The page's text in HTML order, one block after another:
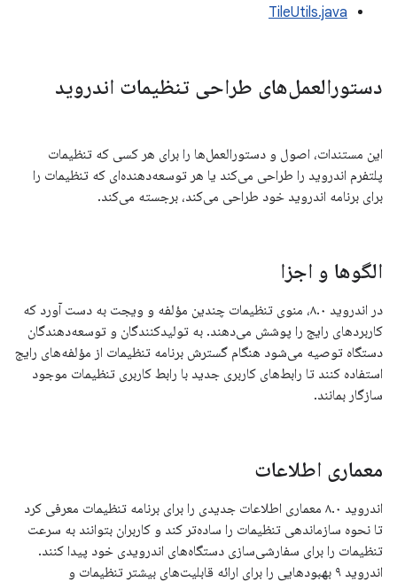
TileUtils.java
دستورالعمل‌های طراحی تنظیمات اندروید
این مستندات، اصول و دستورالعمل‌ها را برای هر کسی که تنظیمات
پلتفرم اندروید را طراحی می‌کند یا هر توسعه‌دهنده‌ای که تنظیمات را
برای برنامه اندروید خود طراحی می‌کند، برجسته می‌کند.
الگوها و اجزا
در اندروید ۸.۰، منوی تنظیمات چندین مؤلفه و ویجت به دست آورد که
کاربردهای رایج را پوشش می‌دهند. به تولیدکنندگان و توسعه‌دهندگان
دستگاه توصیه می‌شود هنگام گسترش برنامه تنظیمات از مؤلفه‌های رایج
استفاده کنند تا رابط‌های کاربری جدید با رابط کاربری تنظیمات موجود
سازگار بمانند.
معماری اطلاعات
اندروید ۸.۰ معماری اطلاعات جدیدی را برای برنامه تنظیمات معرفی کرد
تا نحوه سازماندهی تنظیمات را ساده‌تر کند و کاربران بتوانند به سرعت
تنظیمات را برای سفارشی‌سازی دستگاه‌های اندرویدی خود پیدا کنند.
اندروید ۹ بهبودهایی را برای ارائه قابلیت‌های بیشتر تنظیمات و